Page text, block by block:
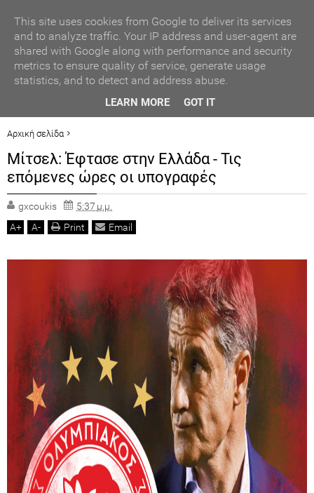
Ενέργεια: «Βουτιά» ακόμα και κάτω από τα €100 έκανε
Αρχική σελίδα
ΑΘΛΗΤΙΣΜΟΣ
ΠΡΟΤΕΙΝΟΜΕΝΟ
Μίτσελ: Έφτασε στην Ελλάδα - Τις επόμενες ώρες οι υπογραφές
Μίτσελ: Έφτασε στην Ελλάδα - Τις
επόμενες ώρες οι υπογραφές
gxcoukis
5:37 μ.μ.
A+ A- Print Email
ΑΥΤΟΔΙΟΙΚΗΣΗ
ΠΟΛΙΤΙΚΗ
ΟΙΚΟΝΟΜΙΑ
ΓΕΓΟΝΟΤΑ
ΠΟΛΙΤ. ΒΗΜΑ
This site uses cookies from Google to deliver its services
and to analyze traffic. Your IP address and user-agent are
shared with Google along with performance and security
metrics to ensure quality of service, generate usage
statistics, and to detect and address abuse.
LEARN MORE GOT IT